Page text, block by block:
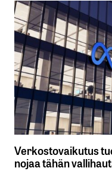
Verkostovaikutus
nojaa tähän